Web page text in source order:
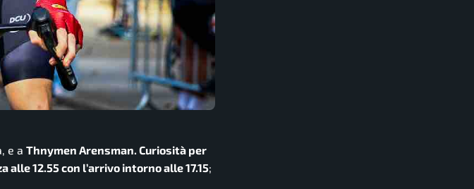
e a Thnymen Arensman. Curiosità per
alle 12.55 con l’arrivo intorno alle 17.15;